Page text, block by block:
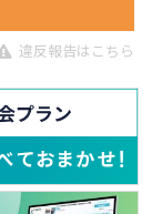
違反報告はこちら